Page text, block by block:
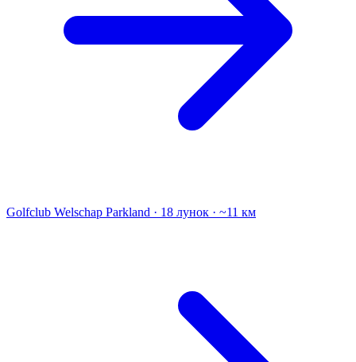
Golfclub Welschap Parkland · 18 лунок · ~11 км